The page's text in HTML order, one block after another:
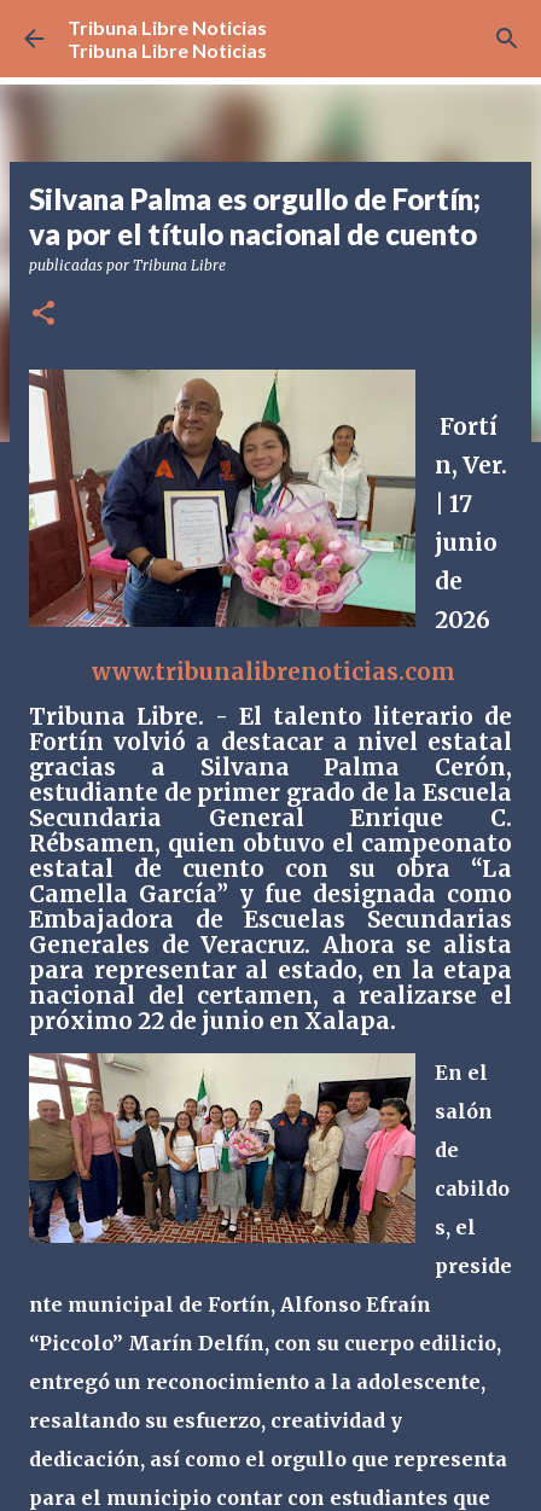
Ir al contenido principal
Tribuna Libre Noticias
Tribuna Libre Noticias
Silvana Palma es orgullo de Fortín;
va por el título nacional de cuento
publicadas por Tribuna Libre
Fortí
n, Ver.
| 17
junio
de
2026
www.tribunalibrenoticias.com
Tribuna Libre. - El talento literario de
Fortín volvió a destacar a nivel estatal
gracias a Silvana Palma Cerón,
estudiante de primer grado de la Escuela
Secundaria General Enrique C.
Rébsamen, quien obtuvo el campeonato
estatal de cuento con su obra “La
Camella García” y fue designada como
Embajadora de Escuelas Secundarias
Generales de Veracruz. Ahora se alista
para representar al estado, en la etapa
nacional del certamen, a realizarse el
próximo 22 de junio en Xalapa.
En el
salón
de
cabildo
s, el
preside
nte municipal de Fortín, Alfonso Efraín
“Piccolo” Marín Delfín, con su cuerpo edilicio,
entregó un reconocimiento a la adolescente,
resaltando su esfuerzo, creatividad y
dedicación, así como el orgullo que representa
para el municipio contar con estudiantes que